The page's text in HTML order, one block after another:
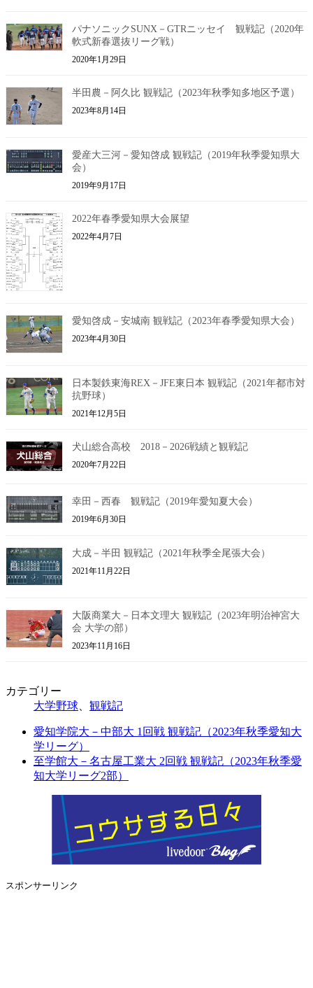
パナソニックSUNX－GTRニッセイ 観戦記（2020年
軟式新春選抜リーグ戦）
2020年1月29日
半田農－阿久比 観戦記（2023年秋季知多地区予選）
2023年8月14日
愛産大三河－愛知啓成 観戦記（2019年秋季愛知県大
会）
2019年9月17日
2022年春季愛知県大会展望
2022年4月7日
愛知啓成－安城南 観戦記（2023年春季愛知県大会）
2023年4月30日
日本製鉄東海REX－JFE東日本 観戦記（2021年都市対
抗野球）
2021年12月5日
犬山総合高校 2018－2026戦績と観戦記
2020年7月22日
幸田－西春 観戦記（2019年愛知夏大会）
2019年6月30日
大成－半田 観戦記（2021年秋季全尾張大会）
2021年11月22日
大阪商業大－日本文理大 観戦記（2023年明治神宮大
会 大学の部）
2023年11月16日
カテゴリー
大学野球
観戦記
愛知学院大－中部大 1回戦 観戦記（2023年秋季愛知大
学リーグ）
至学館大－名古屋工業大 2回戦 観戦記（2023年秋季愛
知大学リーグ2部）
スポンサーリンク